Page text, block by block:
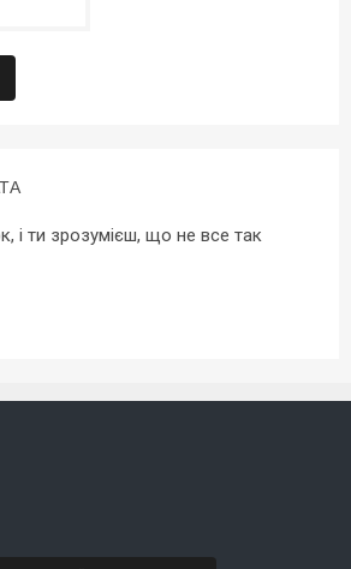
і ти зрозумієш, що не все так